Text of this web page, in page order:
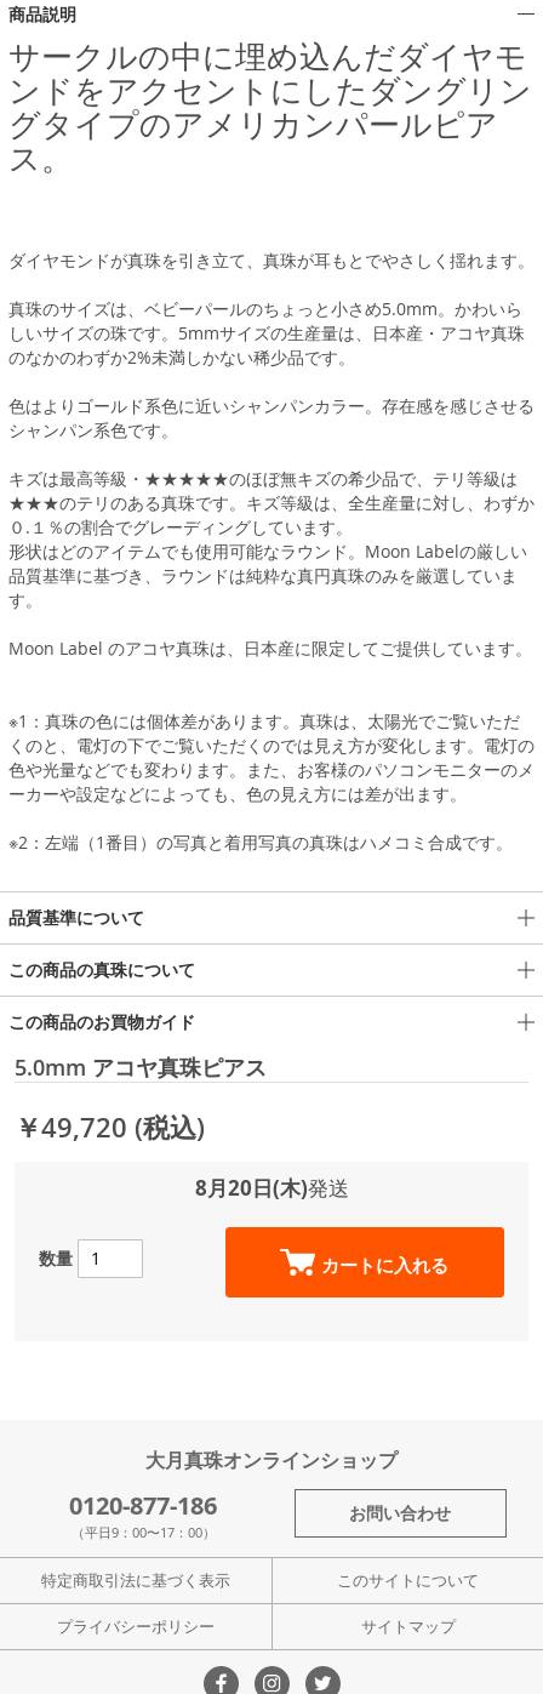
商品説明
サークルの中に埋め込んだダイヤモ
ンドをアクセントにしたダングリン
グタイプのアメリカンパールピア
ス。
ダイヤモンドが真珠を引き立て、真珠が耳もとでやさしく揺れます。
真珠のサイズは、ベビーパールのちょっと小さめ5.0mm。かわいら
しいサイズの珠です。5mmサイズの生産量は、日本産・アコヤ真珠
のなかのわずか2%未満しかない稀少品です。
色はよりゴールド系色に近いシャンパンカラー。存在感を感じさせる
シャンパン系色です。
キズは最高等級・★★★★★のほぼ無キズの希少品で、テリ等級は
★★★のテリのある真珠です。キズ等級は、全生産量に対し、わずか
０.１％の割合でグレーディングしています。
形状はどのアイテムでも使用可能なラウンド。Moon Labelの厳しい
品質基準に基づき、ラウンドは純粋な真円真珠のみを厳選していま
す。
Moon Label のアコヤ真珠は、日本産に限定してご提供しています。
※1：真珠の色には個体差があります。真珠は、太陽光でご覧いただ
くのと、電灯の下でご覧いただくのでは見え方が変化します。電灯の
色や光量などでも変わります。また、お客様のパソコンモニターのメ
ーカーや設定などによっても、色の見え方には差が出ます。
※2：左端（1番目）の写真と着用写真の真珠はハメコミ合成です。
品質基準について
この商品の真珠について
この商品のお買物ガイド
5.0mm アコヤ真珠ピアス
￥49,720 (税込)
8月20日(木)発送
数量 カートに入れる
大月真珠オンラインショップ
0120-877-186
（平日9：00〜17：00）
お問い合わせ
特定商取引法に基づく表示 このサイトについて
プライバシーポリシー サイトマップ